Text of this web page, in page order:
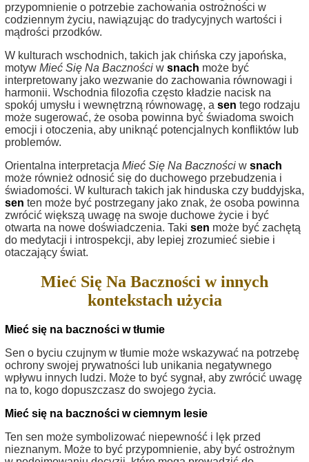
przypomnienie o potrzebie zachowania ostrożności w
codziennym życiu, nawiązując do tradycyjnych wartości i
mądrości przodków.
W kulturach wschodnich, takich jak chińska czy japońska,
motyw Mieć Się Na Baczności w snach może być
interpretowany jako wezwanie do zachowania równowagi i
harmonii. Wschodnia filozofia często kładzie nacisk na
spokój umysłu i wewnętrzną równowagę, a sen tego rodzaju
może sugerować, że osoba powinna być świadoma swoich
emocji i otoczenia, aby uniknąć potencjalnych konfliktów lub
problemów.
Orientalna interpretacja Mieć Się Na Baczności w snach
może również odnosić się do duchowego przebudzenia i
świadomości. W kulturach takich jak hinduska czy buddyjska,
sen ten może być postrzegany jako znak, że osoba powinna
zwrócić większą uwagę na swoje duchowe życie i być
otwarta na nowe doświadczenia. Taki sen może być zachętą
do medytacji i introspekcji, aby lepiej zrozumieć siebie i
otaczający świat.
Mieć Się Na Baczności w innych
kontekstach użycia
Mieć się na baczności w tłumie
Sen o byciu czujnym w tłumie może wskazywać na potrzebę
ochrony swojej prywatności lub unikania negatywnego
wpływu innych ludzi. Może to być sygnał, aby zwrócić uwagę
na to, kogo dopuszczasz do swojego życia.
Mieć się na baczności w ciemnym lesie
Ten sen może symbolizować niepewność i lęk przed
nieznanym. Może to być przypomnienie, aby być ostrożnym